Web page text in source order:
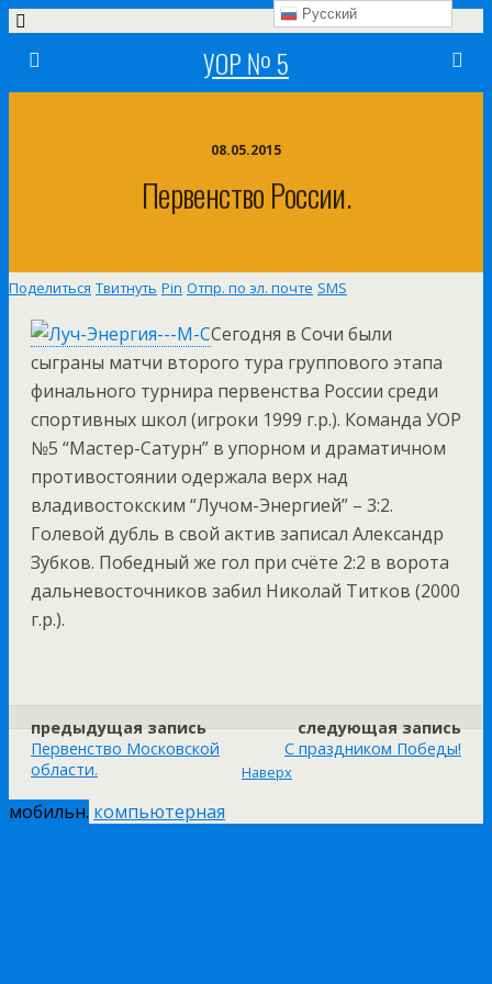
УОР № 5
08.05.2015
Первенство России.
Поделиться Твитнуть Pin Отпр. по эл. почте SMS
Сегодня в Сочи были
сыграны матчи второго тура группового этапа
финального турнира первенства России среди
спортивных школ (игроки 1999 г.р.). Команда УОР
№5 “Мастер-Сатурн” в упорном и драматичном
противостоянии одержала верх над
владивостокским “Лучом-Энергией” – 3:2.
Голевой дубль в свой актив записал Александр
Зубков. Победный же гол при счёте 2:2 в ворота
дальневосточников забил Николай Титков (2000
г.р.).
предыдущая запись
Первенство Московской
области.
следующая запись
С праздником Победы!
Русский
Наверх
мобильн. компьютерная